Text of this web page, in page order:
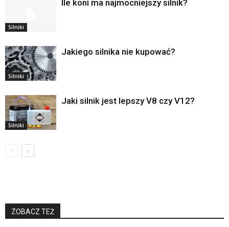
Silniki
Ile koni ma najmocniejszy silnik?
Silniki
Jakiego silnika nie kupować?
Silniki
Jaki silnik jest lepszy V8 czy V12?
ZOBACZ TEŻ